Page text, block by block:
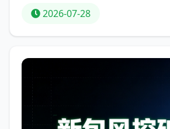
服务精准匹配、优质履约体验
化方案：一是吃透官方排序逻
权重维度；二是精细化关键词
2026-07-28